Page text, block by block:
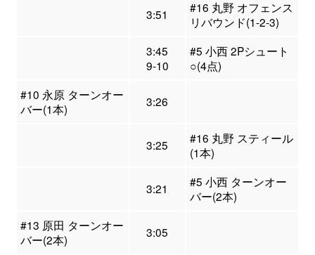
3:51
#16 丸野 オフェンス
リバウンド(1-2-3)
3:45
9-10
#5 小西 2Pシュート
○(4点)
#10 永原 ターンオー
バー(1本)
3:26
3:25
#16 丸野 スティール
(1本)
3:21
#5 小西 ターンオー
バー(2本)
#13 原田 ターンオー
バー(2本)
3:05